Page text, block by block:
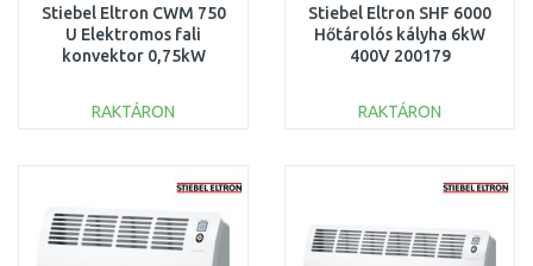
Stiebel Eltron CWM 750
U Elektromos fali
konvektor 0,75kW
RAKTÁRON
Összehasonlítás
Stiebel Eltron SHF 6000
Hőtárolós kályha 6kW
400V 200179
RAKTÁRON
Összehasonlítás